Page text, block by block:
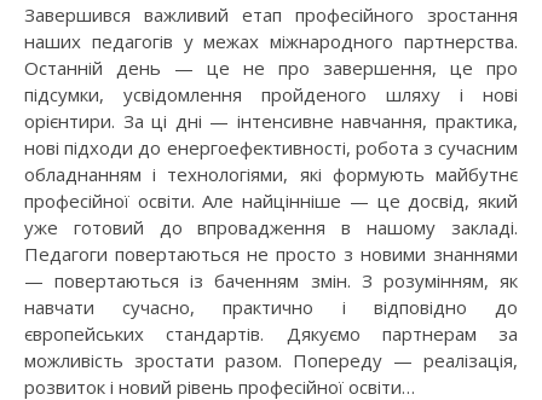
Завершився важливий етап професійного зростання
наших педагогів у межах міжнародного партнерства.
Останній день — це не про завершення, це про
підсумки, усвідомлення пройденого шляху і нові
орієнтири. За ці дні — інтенсивне навчання, практика,
нові підходи до енергоефективності, робота з сучасним
обладнанням і технологіями, які формують майбутнє
професійної освіти. Але найцінніше — це досвід, який
уже готовий до впровадження в нашому закладі.
Педагоги повертаються не просто з новими знаннями
— повертаються із баченням змін. З розумінням, як
навчати сучасно, практично і відповідно до
європейських стандартів. Дякуємо партнерам за
можливість зростати разом. Попереду — реалізація,
розвиток і новий рівень професійної освіти…